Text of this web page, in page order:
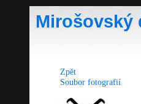
Mirošovský
Zpět
Soubor fotografií